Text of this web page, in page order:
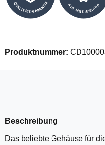
QUALITÄTS-GARANTIE AUS MEISTERHAND
Produktnummer:
Beschreibung
Das beliebte Gehäuse für